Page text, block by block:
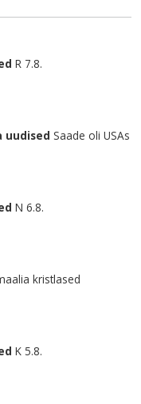
R 7.8.
uudised Saade oli USAs
N 6.8.
kristlased
K 5.8.